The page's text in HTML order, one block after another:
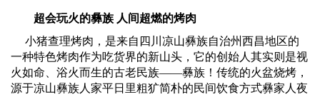
超会玩火的彝族 人间超燃的烤肉
小猪查理烤肉，是来自四川凉山彝族自治州西昌地区的
一种特色烤肉作为吃货界的新山头，它的创始人其实则是视
火如命、浴火而生的古老民族——彝族！传统的火盆烧烤，
源于凉山彝族人家平日里粗犷简朴的民间饮食方式彝家人夜